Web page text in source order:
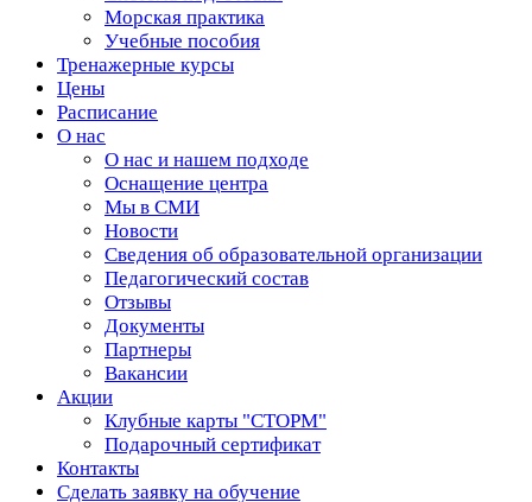
Морская практика
Учебные пособия
Тренажерные курсы
Цены
Расписание
О нас
О нас и нашем подходе
Оснащение центра
Мы в СМИ
Новости
Сведения об образовательной организации
Педагогический состав
Отзывы
Документы
Партнеры
Вакансии
Акции
Клубные карты "СТОРМ"
Подарочный сертификат
Контакты
Сделать заявку на обучение